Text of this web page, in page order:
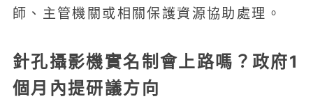
師、主管機關或相關保護資源協助處理。
針孔攝影機實名制會上路嗎？政府1
個月內提研議方向